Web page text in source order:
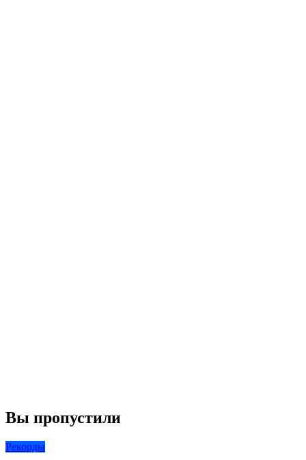
Вы пропустили
Рекорды